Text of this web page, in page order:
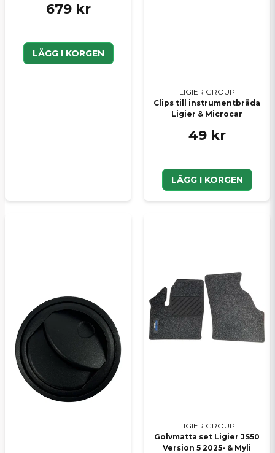
679 kr
LÄGG I KORGEN
LIGIER GROUP
Clips till instrumentbräda
Ligier & Microcar
49 kr
LÄGG I KORGEN
LIGIER GROUP
Golvmatta set Ligier JS50
Version 5 2025- & Myli